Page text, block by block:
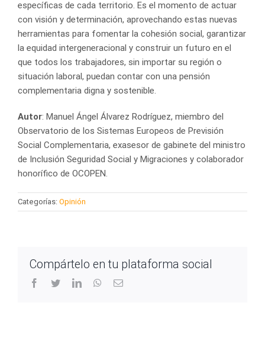
específicas de cada territorio. Es el momento de actuar
con visión y determinación, aprovechando estas nuevas
herramientas para fomentar la cohesión social, garantizar
la equidad intergeneracional y construir un futuro en el
que todos los trabajadores, sin importar su región o
situación laboral, puedan contar con una pensión
complementaria digna y sostenible.
Autor: Manuel Ángel Álvarez Rodríguez, miembro del
Observatorio de los Sistemas Europeos de Previsión
Social Complementaria, exasesor de gabinete del ministro
de Inclusión Seguridad Social y Migraciones y colaborador
honorífico de OCOPEN.
Categorías: Opinión
Compártelo en tu plataforma social
facebook
twitterlinkedinwhatsappCorreo